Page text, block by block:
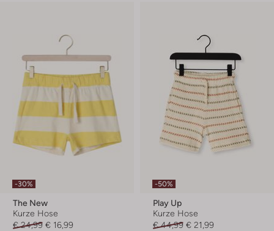
-30%
The New
Kurze Hose
€ 24,99 € 16,99
-50%
Play Up
Kurze Hose
€ 44,99 € 21,99